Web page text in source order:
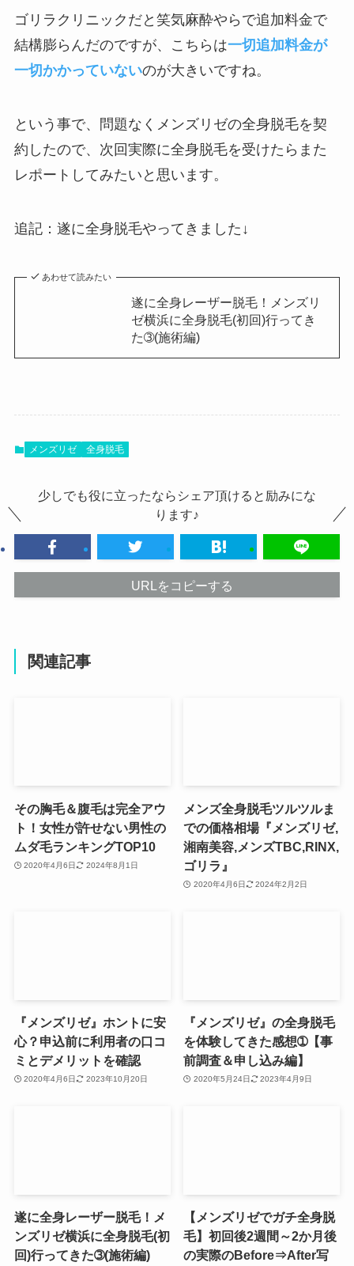
ゴリラクリニックだと笑気麻酔やらで追加料金で
結構膨らんだのですが、こちらは一切追加料金が
一切かかっていないのが大きいですね。
という事で、問題なくメンズリゼの全身脱毛を契
約したので、次回実際に全身脱毛を受けたらまた
レポートしてみたいと思います。
追記：遂に全身脱毛やってきました↓
あわせて読みたい
遂に全身レーザー脱毛！メンズリ
ゼ横浜に全身脱毛(初回)行ってき
た➂(施術編)
メンズリゼ 全身脱毛
少しでも役に立ったならシェア頂けると励みにな
ります♪
URLをコピーする
関連記事
その胸毛＆腹毛は完全アウ
ト！女性が許せない男性の
ムダ毛ランキングTOP10
2020年4月6日 2024年8月1日
メンズ全身脱毛ツルツルま
での価格相場『メンズリゼ,
湘南美容,メンズTBC,RINX,
ゴリラ』
2020年4月6日 2024年2月2日
『メンズリゼ』ホントに安
心？申込前に利用者の口コ
ミとデメリットを確認
2020年4月6日 2023年10月20日
『メンズリゼ』の全身脱毛
を体験してきた感想➀【事
前調査＆申し込み編】
2020年5月24日 2023年4月9日
遂に全身レーザー脱毛！メ
ンズリゼ横浜に全身脱毛(初
回)行ってきた➂(施術編)
【メンズリゼでガチ全身脱
毛】初回後2週間～2か月後
の実際のBefore⇒After写